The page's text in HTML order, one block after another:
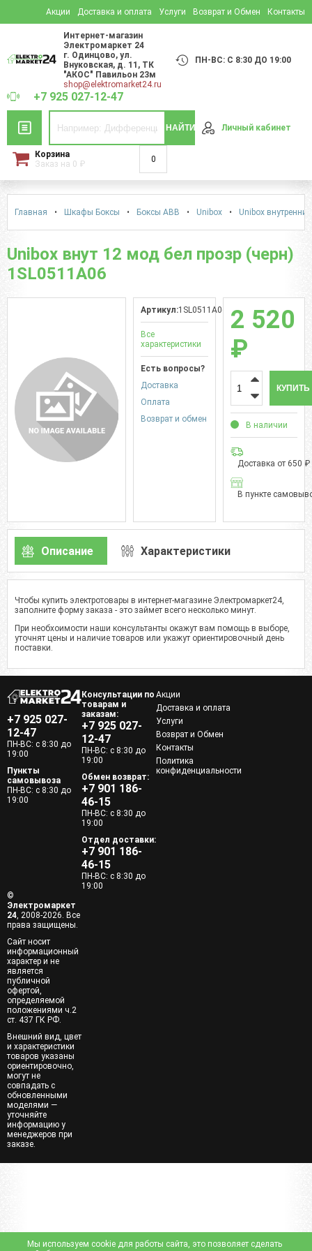
Акции Доставка и оплата Услуги Возврат и Обмен Контакты
Интернет-магазин
Электромаркет 24
г. Одинцово,ул.
Внуковская, д. 11 , ТК
"АКОС" Павильон 23м
shop@elektromarket24.ru
ПН-ВС: С 8:30 ДО 19:00
+7 925 027-12-47
НАЙТИ Личный кабинет
Корзина
Заказ на 0 ₽ 0
Главная • Шкафы Боксы • Боксы АВВ • Unibox • Unibox внутренний
Unibox внут 12 мод бел прозр (черн)
1SL0511A06
Артикул:1SL0511A06
Все
характеристики
Есть вопросы?
Доставка
Оплата
Возврат и обмен
2 520
₽
КУПИТЬ
В наличии
Доставка от 650 ₽
В пункте
Описание Характеристики
Чтобы купить электротовары в интернет-магазине Электромаркет24,
заполните форму заказа - это займет всего несколько минут.
При необхоимости наши консультанты окажут вам помощь в выборе,
уточнят цены и наличие товаров или укажут ориентировочный день
поставки.
+7 925 027-
12-47
ПН-ВС: с 8:30 до
19:00
Пункты
самовывоза
ПН-ВС: с 8:30 до
19:00
Консультации по
товарам и
заказам:
+7 925 027-
12-47
ПН-ВС: с 8:30 до
19:00
Обмен возврат:
+7 901 186-
46-15
ПН-ВС: с 8:30 до
19:00
Отдел доставки:
+7 901 186-
46-15
ПН-ВС: с 8:30 до
19:00
Акции
Доставка и оплата
Услуги
Возврат и Обмен
Контакты
Политика
конфиденциальности
©
Электромаркет
24, 2008-2026. Все
права защищены.
Сайт носит
информационный
характер и не
является
публичной
офертой,
определяемой
положениями ч.2
ст. 437 ГК РФ.
Внешний вид, цвет
и характеристики
товаров указаны
ориентировочно,
могут не
совпадать с
обновленными
моделями —
уточняйте
информацию у
менеджеров при
заказе.
Мы используем cookie для работы сайта, это позволяет сделать